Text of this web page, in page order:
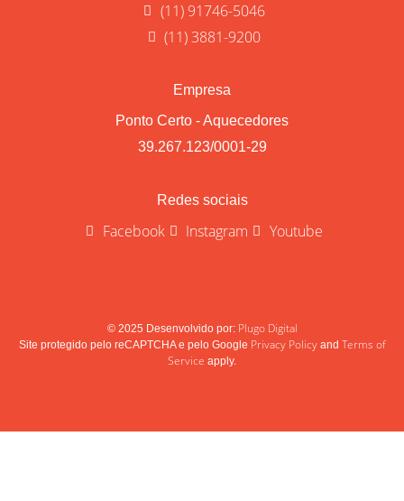
(11) 91746-5046
(11) 3881-9200
Empresa
Ponto Certo - Aquecedores
39.267.123/0001-29
Redes sociais
Facebook Instagram Youtube
© 2025 Desenvolvido por: Plugo Digital
Site protegido pelo reCAPTCHA e pelo Google Privacy Policyand Terms of
Service apply.